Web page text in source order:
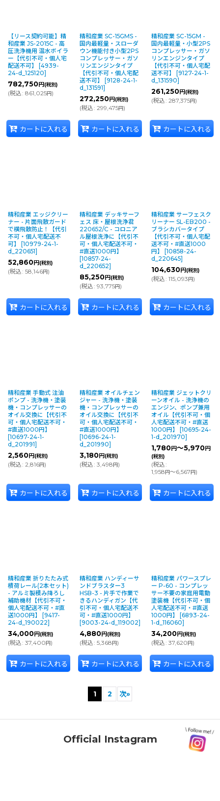
【リース契約可能】精
和産業 JS-2015C - 高
圧洗浄機用 温水ボイラ
ー【代引不可・個人宅
配送不可】
[4939-
24-d_125120]
782,750円 (税別)
(税込: 861,025円)
カートに入れる
精和産業 SC-15GMS -
国内最軽量・スローダ
ウン機能付き小型2PS
コンプレッサー・ガソ
リンエンジンタイプ
【代引不可・個人宅配
送不可】
[9128-24-1-
d_131591]
272,250円 (税別)
(税込: 299,475円)
カートに入れる
精和産業 SC-15GM -
国内最軽量・小型2PS
コンプレッサー・ガソ
リンエンジンタイプ
【代引不可・個人宅配
送不可】
[9127-24-1-
d_131590]
261,250円 (税別)
(税込: 287,375円)
カートに入れる
精和産業 エッジクリー
ナー - 片面飛散ガード
で横飛散防止！【代引
不可・個人宅配送不
可】
[10979-24-1-
d_220651]
52,860円 (税別)
(税込: 58,146円)
カートに入れる
精和産業 デッキサーフ
ェス 床・屋根洗浄君
220652/C - コロニア
ル屋根洗浄に【代引不
可・個人宅配送不可・
#直送1000円】
[10857-24-
d_220652]
85,250円 (税別)
(税込: 93,775円)
カートに入れる
精和産業 サーフェスク
リーナー SL-EB200 -
ブラシカバータイプ
【代引不可・個人宅配
送不可・#直送1000
円】
[10858-24-
d_220645]
104,630円 (税別)
(税込: 115,093 円)
カートに入れる
精和産業 手動式 注油
ポンプ - 洗浄機・塗装
機・コンプレッサーの
オイル交換に【代引不
可・個人宅配送不可・
#直送1000円】
[10697-24-1-
d_201991]
2,560円 (税別)
(税込: 2,816円)
カートに入れる
精和産業 オイルチェン
ジャー - 洗浄機・塗装
機・コンプレッサーの
オイル交換に【代引不
可・個人宅配送不可・
#直送1000円】
[10696-24-1-
d_201990]
3,180円 (税別)
(税込: 3,498 円)
カートに入れる
精和産業 ジェットクリ
ーンオイル - 洗浄機の
エンジン、ポンプ兼用
オイル【代引不可・個
人宅配送不可・#直送
1000円】
[10695-24-
1-d_201970]
1,780円～5,970円
(税別)
(税込:
1,958 円～6,567 円)
カートに入れる
精和産業 折りたたみ式
積荷レール(2本セット)
- アルミ製積み降ろし
補助機材【代引不可・
個人宅配送不可・#直
送1000円】
[9417-
24-d_190022]
34,000円 (税別)
(税込: 37,400 円)
カートに入れる
精和産業 ハンディーサ
ンドブラスター3
HSB-3 - 片手で作業で
きるハンディガン【代
引不可・個人宅配送不
可・#直送1000円】
[9003-24-d_119002]
4,880円 (税別)
(税込: 5,368 円)
カートに入れる
精和産業 パワースプレ
ー P-60 - コンプレッ
サー不要の家庭用電動
塗装機【代引不可・個
人宅配送不可・#直送
1000円】
[6893-24-
1-d_116060]
34,200円 (税別)
(税込: 37,620 円)
カートに入れる
1 2 次»
Official Instagram